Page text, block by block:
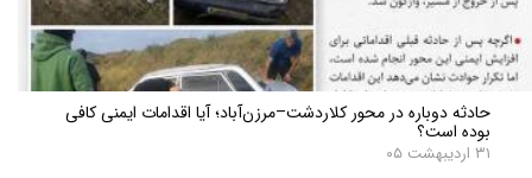
حادثه دوباره در محور کلاردشت–مرزن‌آباد؛ آیا اقدامات ایمنی کافی
بوده است؟
۳۱ اردیبهشت ۰۵